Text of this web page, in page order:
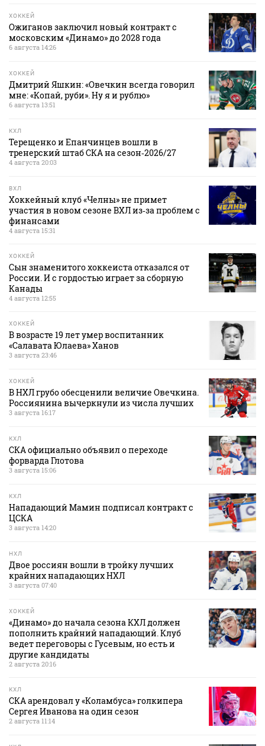
ХОККЕЙ
Ожиганов заключил новый контракт с
московским «Динамо» до 2028 года
6 августа 14:26
ХОККЕЙ
Дмитрий Яшкин: «Овечкин всегда говорил
мне: «Копай, руби». Ну я и рублю»
6 августа 13:51
КХЛ
Терещенко и Епанчинцев вошли в
тренерский штаб СКА на сезон‑2026/27
4 августа 20:03
ВХЛ
Хоккейный клуб «Челны» не примет
участия в новом сезоне ВХЛ из‑за проблем с
финансами
4 августа 15:31
ХОККЕЙ
Сын знаменитого хоккеиста отказался от
России. И с гордостью играет за сборную
Канады
4 августа 12:55
ХОККЕЙ
В возрасте 19 лет умер воспитанник
«Салавата Юлаева» Ханов
3 августа 23:46
ХОККЕЙ
В НХЛ грубо обесценили величие Овечкина.
Россиянина вычеркнули из числа лучших
3 августа 16:17
КХЛ
СКА официально объявил о переходе
форварда Глотова
3 августа 15:06
КХЛ
Нападающий Мамин подписал контракт с
ЦСКА
3 августа 14:20
НХЛ
Двое россиян вошли в тройку лучших
крайних нападающих НХЛ
3 августа 07:40
ХОККЕЙ
«Динамо» до начала сезона КХЛ должен
пополнить крайний нападающий. Клуб
ведет переговоры с Гусевым, но есть и
другие кандидаты
2 августа 20:16
КХЛ
СКА арендовал у «Коламбуса» голкипера
Сергея Иванова на один сезон
2 августа 11:14